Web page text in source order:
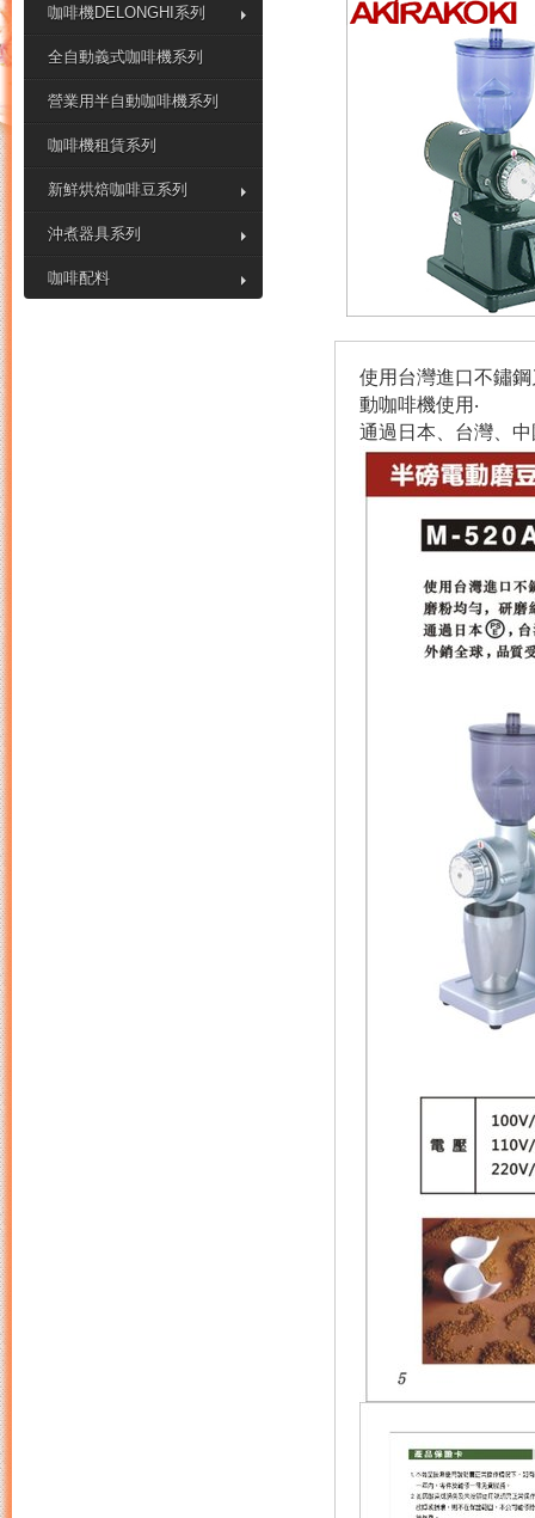
咖啡機DELONGHI系列
全自動義式咖啡機系列
營業用半自動咖啡機系列
咖啡機租賃系列
新鮮烘焙咖啡豆系列
沖煮器具系列
咖啡配料
使用台灣進口不鏽
動咖啡機使用‧
通過日本、台灣、